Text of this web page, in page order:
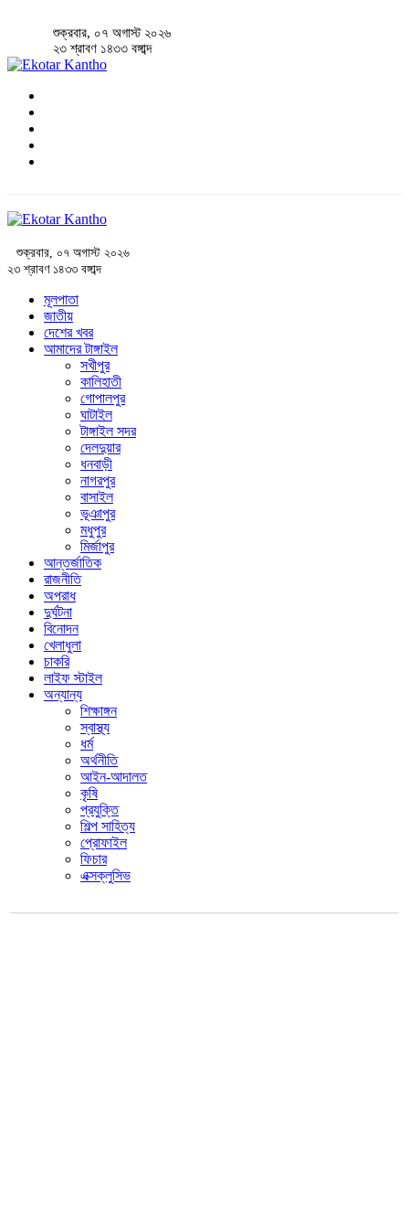
শুক্রবার, ০৭ অগাস্ট ২০২৬
২৩ শ্রাবণ ১৪৩৩ বঙ্গাব্দ
শুক্রবার, ০৭ অগাস্ট ২০২৬
২৩ শ্রাবণ ১৪৩৩ বঙ্গাব্দ
মূলপাতা
জাতীয়
দেশের খবর
আমাদের টাঙ্গাইল
সখীপুর
কালিহাতী
গোপালপুর
ঘাটাইল
টাঙ্গাইল সদর
দেলদুয়ার
ধনবাড়ী
নাগরপুর
বাসাইল
ভূঞাপুর
মধুপুর
মির্জাপুর
আন্তর্জাতিক
রাজনীতি
অপরাধ
দুর্ঘটনা
বিনোদন
খেলাধুলা
চাকরি
লাইফ স্টাইল
অন্যান্য
শিক্ষাঙ্গন
স্বাস্থ্য
ধর্ম
অর্থনীতি
আইন-আদালত
কৃষি
প্রযুক্তি
শিল্প সাহিত্য
প্রোফাইল
ফিচার
এক্সক্লুসিভ